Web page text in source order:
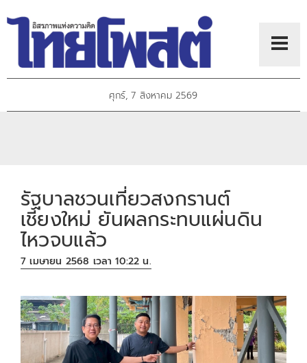
ศุกร์, 7 สิงหาคม 2569
รัฐบาลชวนเที่ยวสงกรานต์
เชียงใหม่ ยันผลกระทบแผ่นดิน
ไหวจบแล้ว
7 เมษายน 2568 เวลา 10:22 น.